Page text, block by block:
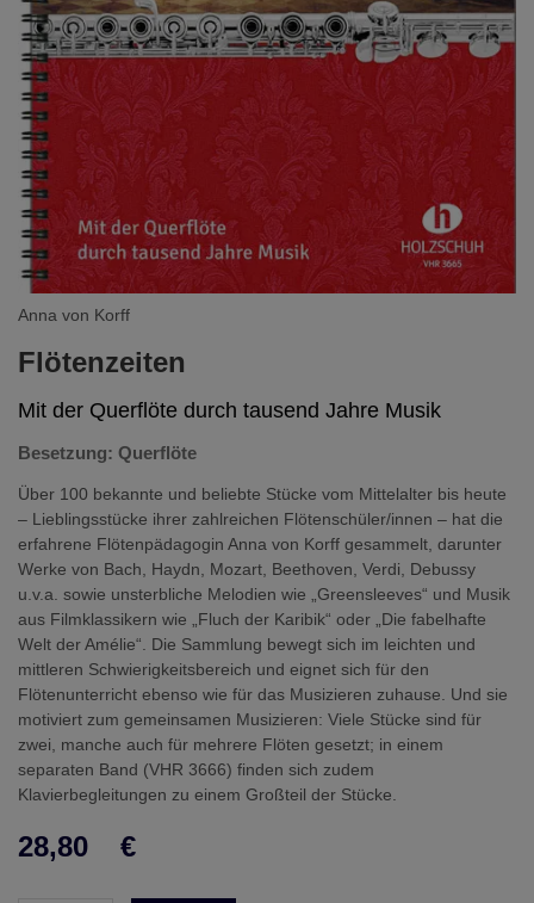
Anna von Korff
Flötenzeiten
Mit der Querflöte durch tausend Jahre Musik
Besetzung: Querflöte
Über 100 bekannte und beliebte Stücke vom Mittelalter bis heute
– Lieblingsstücke ihrer zahlreichen Flötenschüler/innen – hat die
erfahrene Flötenpädagogin Anna von Korff gesammelt, darunter
Werke von Bach, Haydn, Mozart, Beethoven, Verdi, Debussy
u.v.a. sowie unsterbliche Melodien wie „Greensleeves“ und Musik
aus Filmklassikern wie „Fluch der Karibik“ oder „Die fabelhafte
Welt der Amélie“. Die Sammlung bewegt sich im leichten und
mittleren Schwierigkeitsbereich und eignet sich für den
Flötenunterricht ebenso wie für das Musizieren zuhause. Und sie
motiviert zum gemeinsamen Musizieren: Viele Stücke sind für
zwei, manche auch für mehrere Flöten gesetzt; in einem
separaten Band (VHR 3666) finden sich zudem
Klavierbegleitungen zu einem Großteil der Stücke.
28,80 €